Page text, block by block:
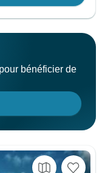
bénéficier de